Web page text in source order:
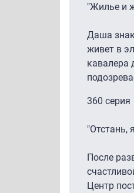
"Жилье и
Даша
живет в
кавалера
360 серия
"Отстань,
После
Центр